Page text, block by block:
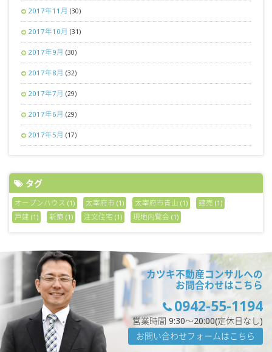
2017年11月 (30)
2017年10月 (31)
2017年9月 (30)
2017年8月 (32)
2017年7月 (29)
2017年6月 (29)
2017年5月 (17)
タグ
オープンハウス (1) 太宰府市 (1) 太宰府市青山 (1) 建売 (1)
戸建 (1) 新築 (1) 注文住宅 (1) 現地内覧会 (1)
カツキ不動産コンサルへの
お問合わせはこちら
0942-55-1194
営業時間 9:30〜20:00(定休日なし)
お問い合わせフォームはこちら